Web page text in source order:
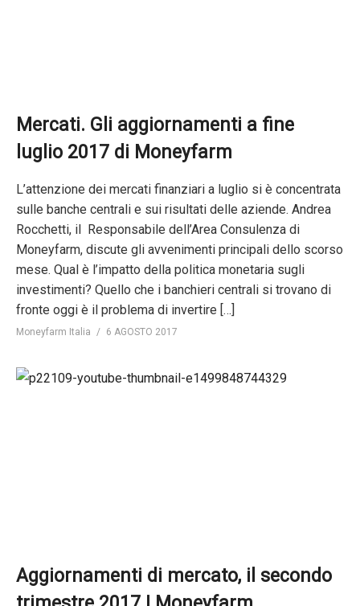
Mercati. Gli aggiornamenti a fine
luglio 2017 di Moneyfarm
L’attenzione dei mercati finanziari a luglio si è concentrata
sulle banche centrali e sui risultati delle aziende. Andrea
Rocchetti, il Responsabile dell’Area Consulenza di
Moneyfarm, discute gli avvenimenti principali dello scorso
mese. Qual è l’impatto della politica monetaria sugli
investimenti? Quello che i banchieri centrali si trovano di
fronte oggi è il problema di invertire […]
Moneyfarm Italia 6 AGOSTO 2017
Aggiornamenti di mercato, il secondo